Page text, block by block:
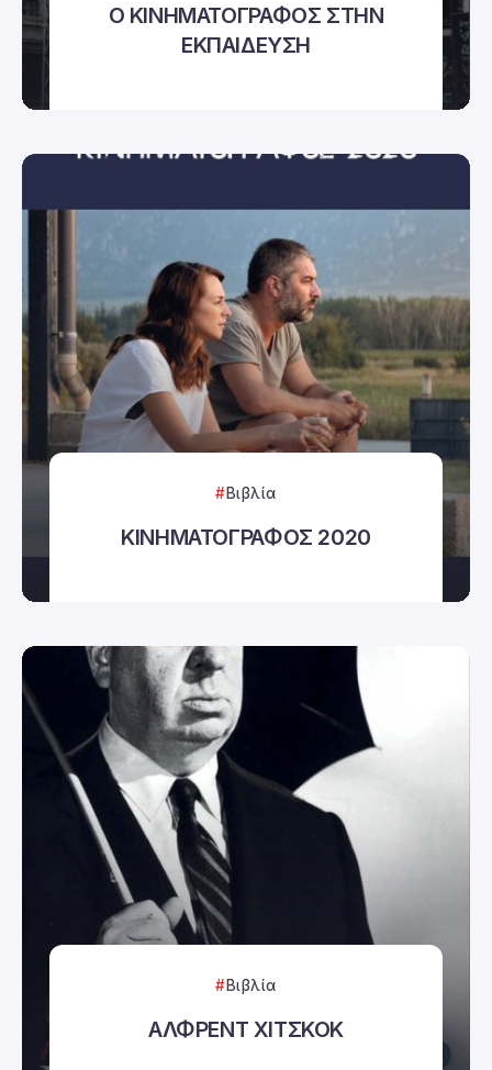
Ο ΚΙΝΗΜΑΤΟΓΡΑΦΟΣ ΣΤΗΝ
ΕΚΠΑΙΔΕΥΣΗ
Βιβλία
ΚΙΝΗΜΑΤΟΓΡΑΦΟΣ 2020
Βιβλία
ΑΛΦΡΕΝΤ ΧΙΤΣΚΟΚ